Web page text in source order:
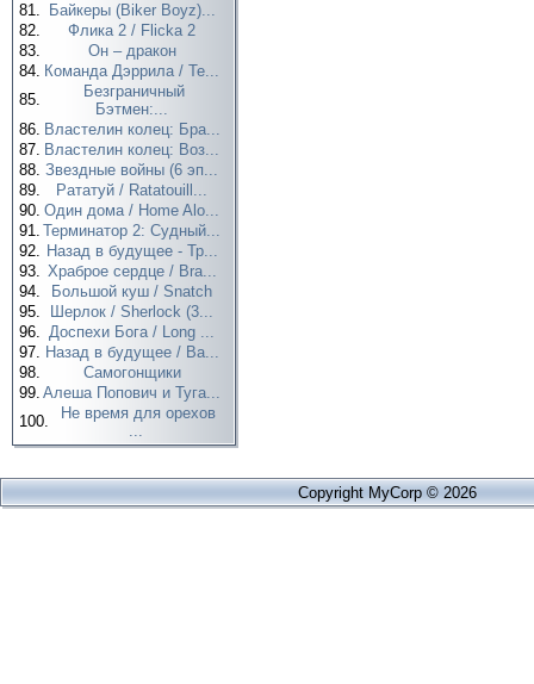
81.
Байкеры (Biker Boyz)...
82.
Флика 2 / Flicka 2
83.
Он – дракон
84. Команда Дэррила / Te...
85.
Безграничный
Бэтмен:...
86. Властелин колец: Бра...
87. Властелин колец: Воз...
88. Звездные войны (6 эп...
89.
Рататуй / Ratatouill...
90. Один дома / Home Alo...
91. Терминатор 2: Судный...
92. Назад в будущее - Тр...
93. Храброе сердце / Bra...
94.
Большой куш / Snatch
95.
Шерлок / Sherlock (3...
96. Доспехи Бога / Long ...
97. Назад в будущее / Ba...
98.
Самогонщики
99. Алеша Попович и Туга...
100.
Не время для орехов
...
Copyright MyCorp © 2026